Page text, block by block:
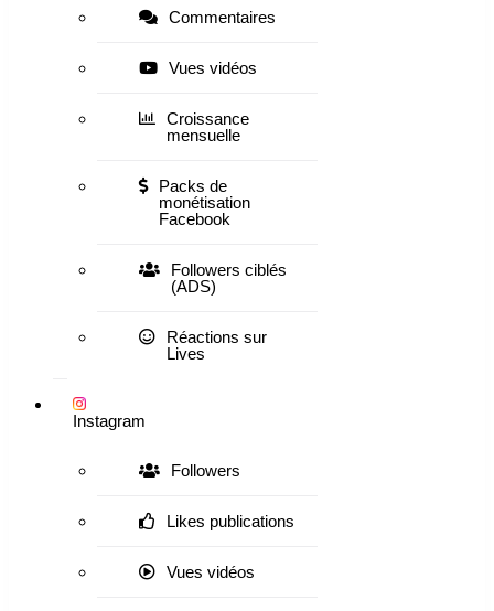
Commentaires
Vues vidéos
Croissance
mensuelle
Packs de
monétisation
Facebook
Followers ciblés
(ADS)
Réactions sur
Lives
Instagram
Followers
Likes publications
Vues vidéos